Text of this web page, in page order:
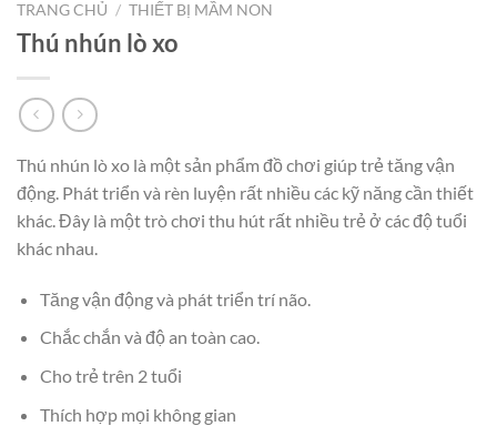
TRANG CHỦ / THIẾT BỊ MẦM NON
Thú nhún lò xo
Thú nhún lò xo là một sản phẩm đồ chơi giúp trẻ tăng vận
động. Phát triển và rèn luyện rất nhiều các kỹ năng cần thiết
khác. Đây là một trò chơi thu hút rất nhiều trẻ ở các độ tuổi
khác nhau.
Tăng vận động và phát triển trí não.
Chắc chắn và độ an toàn cao.
Cho trẻ trên 2 tuổi
Thích hợp mọi không gian